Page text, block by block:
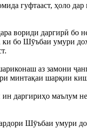
гуфтааст, ҳоло
вориди даргирӣ
бо Шӯъбаи умури
аз замони
минтақаи шарқии
ин даргириҳо маълум
Шӯъбаи умури